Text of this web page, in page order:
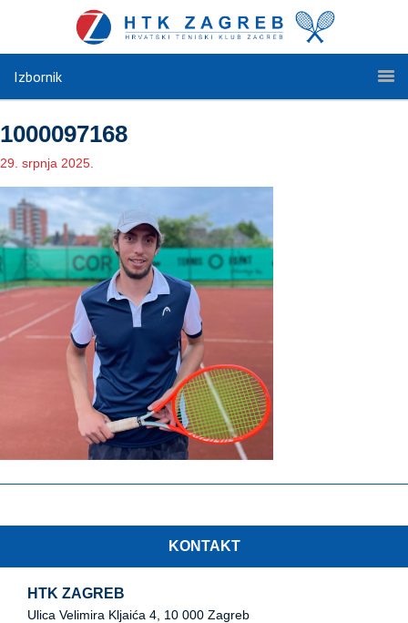
Izbornik
1000097168
29. srpnja 2025.
KONTAKT
HTK ZAGREB
Ulica Velimira Kljaića 4, 10 000 Zagreb